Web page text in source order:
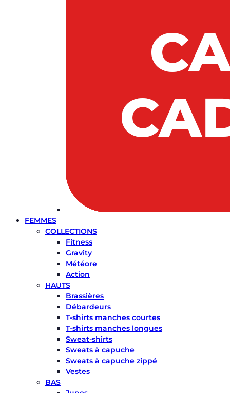
FEMMES
COLLECTIONS
Fitness
Gravity
Météore
Action
HAUTS
Brassières
Débardeurs
T-shirts manches courtes
T-shirts manches longues
Sweat-shirts
Sweats à capuche
Sweats à capuche zippé
Vestes
BAS